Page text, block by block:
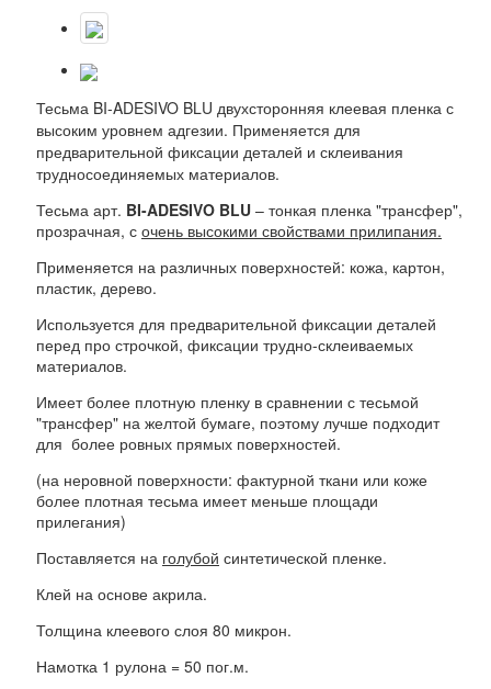
Тесьма BI-ADESIVO BLU двухсторонняя клеевая пленка с
высоким уровнем адгезии. Применяется для
предварительной фиксации деталей и склеивания
трудносоединяемых материалов.
Тесьма арт. BI-ADESIVO BLU – тонкая пленка "трансфер",
прозрачная, с очень высокими свойствами прилипания.
Применяется на различных поверхностей: кожа, картон,
пластик, дерево.
Используется для предварительной фиксации деталей
перед про строчкой, фиксации трудно-склеиваемых
материалов.
Имеет более плотную пленку в сравнении с тесьмой
"трансфер" на желтой бумаге, поэтому лучше подходит
для более ровных прямых поверхностей.
(на неровной поверхности: фактурной ткани или коже
более плотная тесьма имеет меньше площади
прилегания)
Поставляется на голубой синтетической пленке.
Клей на основе акрила.
Толщина клеевого слоя 80 микрон.
Намотка 1 рулона = 50 пог.м.